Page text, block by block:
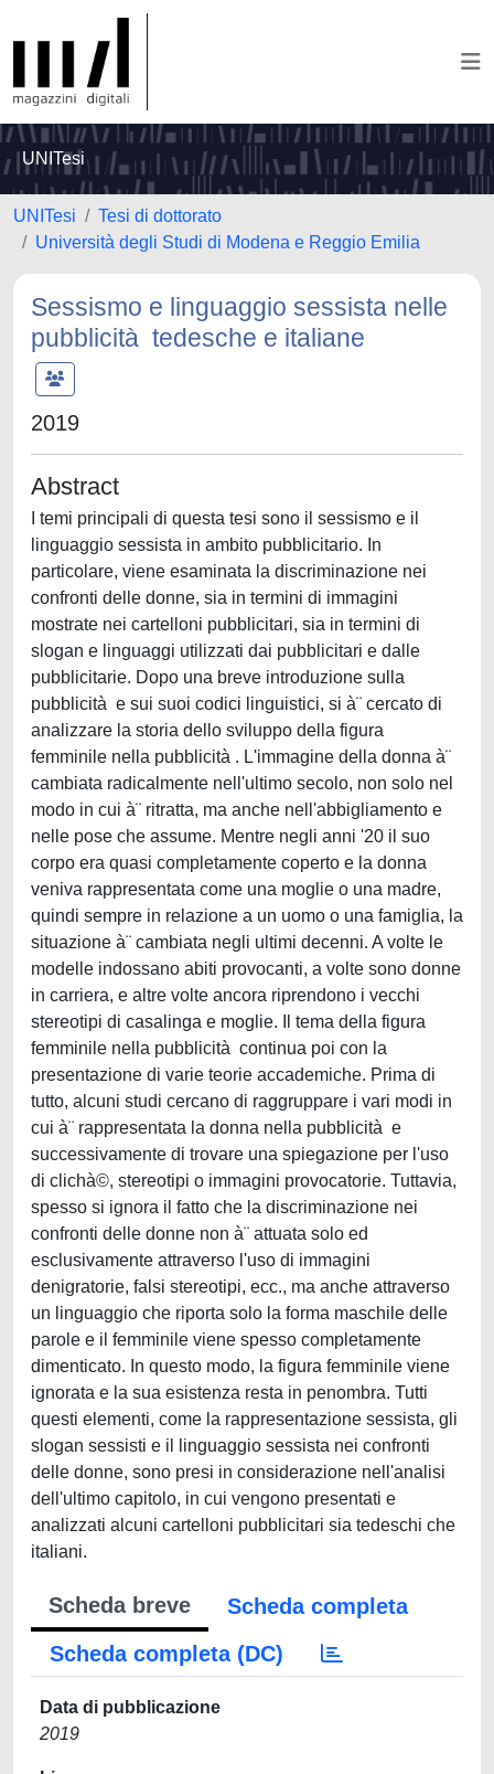
UNITesi
UNITesi
Tesi di dottorato
Università degli Studi di Modena e Reggio Emilia
Sessismo e linguaggio sessista nelle
pubblicità tedesche e italiane
2019
Abstract
I temi principali di questa tesi sono il sessismo e il
linguaggio sessista in ambito pubblicitario. In
particolare, viene esaminata la discriminazione nei
confronti delle donne, sia in termini di immagini
mostrate nei cartelloni pubblicitari, sia in termini di
slogan e linguaggi utilizzati dai pubblicitari e dalle
pubblicitarie. Dopo una breve introduzione sulla
pubblicità e sui suoi codici linguistici, si à¨ cercato di
analizzare la storia dello sviluppo della figura
femminile nella pubblicità . L'immagine della donna à¨
cambiata radicalmente nell'ultimo secolo, non solo nel
modo in cui à¨ ritratta, ma anche nell'abbigliamento e
nelle pose che assume. Mentre negli anni '20 il suo
corpo era quasi completamente coperto e la donna
veniva rappresentata come una moglie o una madre,
quindi sempre in relazione a un uomo o una famiglia, la
situazione à¨ cambiata negli ultimi decenni. A volte le
modelle indossano abiti provocanti, a volte sono donne
in carriera, e altre volte ancora riprendono i vecchi
stereotipi di casalinga e moglie. Il tema della figura
femminile nella pubblicità continua poi con la
presentazione di varie teorie accademiche. Prima di
tutto, alcuni studi cercano di raggruppare i vari modi in
cui à¨ rappresentata la donna nella pubblicità e
successivamente di trovare una spiegazione per l'uso
di clichà©, stereotipi o immagini provocatorie. Tuttavia,
spesso si ignora il fatto che la discriminazione nei
confronti delle donne non à¨ attuata solo ed
esclusivamente attraverso l'uso di immagini
denigratorie, falsi stereotipi, ecc., ma anche attraverso
un linguaggio che riporta solo la forma maschile delle
parole e il femminile viene spesso completamente
dimenticato. In questo modo, la figura femminile viene
ignorata e la sua esistenza resta in penombra. Tutti
questi elementi, come la rappresentazione sessista, gli
slogan sessisti e il linguaggio sessista nei confronti
delle donne, sono presi in considerazione nell'analisi
dell'ultimo capitolo, in cui vengono presentati e
analizzati alcuni cartelloni pubblicitari sia tedeschi che
italiani.
Scheda breve
Scheda completa
Scheda completa (DC)
Data di pubblicazione
2019